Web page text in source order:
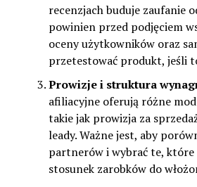
recenzjach buduje zaufanie
powinien przed podjęciem
oceny użytkowników oraz
przetestować produkt, jeśli
Prowizje i struktura
afiliacyjne oferują różne
takie jak prowizja za
leady. Ważne jest, aby
partnerów i wybrać te, które
stosunek zarobków do